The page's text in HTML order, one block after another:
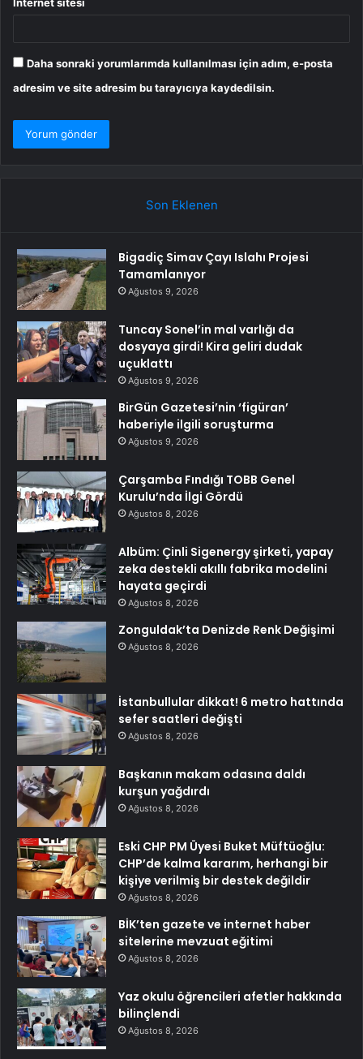
Daha sonraki yorumlarımda kullanılması için adım, e-posta
adresim ve site adresim bu tarayıcıya kaydedilsin.
Son Eklenen
Bigadiç Simav Çayı Islahı Projesi
Tamamlanıyor
Ağustos 9, 2026
Tuncay Sonel’in mal varlığı da
dosyaya girdi! Kira geliri dudak
uçuklattı
Ağustos 9, 2026
BirGün Gazetesi’nin ‘figüran’
haberiyle ilgili soruşturma
Ağustos 9, 2026
Çarşamba Fındığı TOBB Genel
Kurulu’nda İlgi Gördü
Ağustos 8, 2026
Albüm: Çinli Sigenergy şirketi, yapay
zeka destekli akıllı fabrika modelini
hayata geçirdi
Ağustos 8, 2026
Zonguldak’ta Denizde Renk Değişimi
Ağustos 8, 2026
İstanbullular dikkat! 6 metro hattında
sefer saatleri değişti
Ağustos 8, 2026
Başkanın makam odasına daldı
kurşun yağdırdı
Ağustos 8, 2026
Eski CHP PM Üyesi Buket Müftüoğlu:
CHP’de kalma kararım, herhangi bir
kişiye verilmiş bir destek değildir
Ağustos 8, 2026
BİK’ten gazete ve internet haber
sitelerine mevzuat eğitimi
Ağustos 8, 2026
Yaz okulu öğrencileri afetler hakkında
bilinçlendi
Ağustos 8, 2026